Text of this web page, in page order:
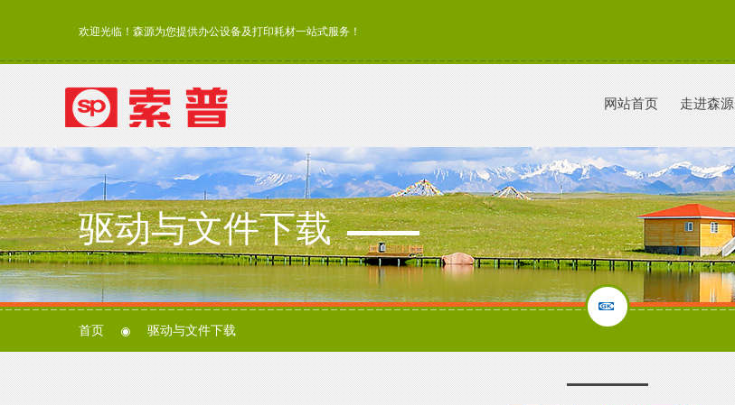
欢迎光临！森源为您提供办公设备及打印耗材一站式服务！
网站首页 走进森源
驱动与文件下载
首页 驱动与文件下载